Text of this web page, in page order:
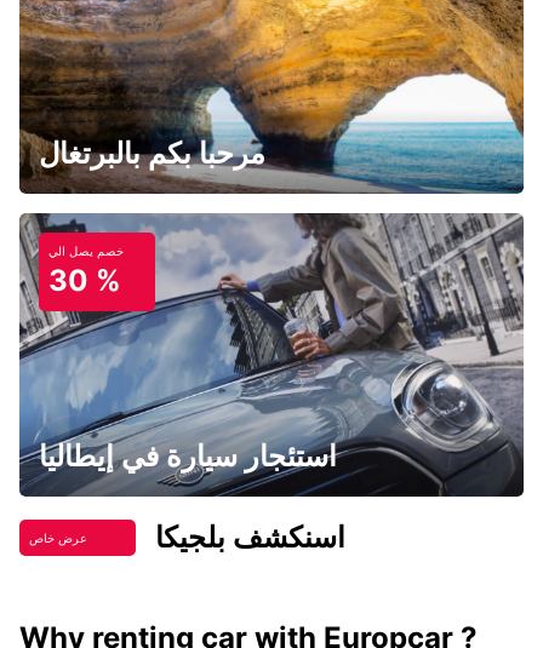
مرحبا بكم بالبرتغال
خصم يصل الي
30 %
استئجار سيارة في إيطاليا
عرض خاص اسنكشف بلجيكا
Why renting car with Europcar ?